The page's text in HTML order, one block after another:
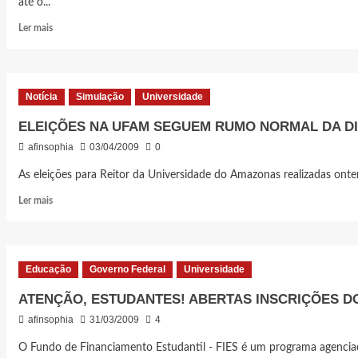
PRÉ-
até o...
Ler maisLeia
DATA
DE
INCRIÇÃO
PRORROGADA
Notícia Simulação Universidade
ELEIÇÕES NA UFAM SEGUEM RUMO NORMAL DA
afinsophia 03/04/2009 0
As eleições para Reitor da Universidade do Amazonas realizadas
Ler maisLeia
UFAM
SEGUEM
RUMO
NORMAL
DIREITA
Educação Governo Federal Universidade
ATENÇÃO, ESTUDANTES! ABERTAS INSCRIÇÕES
afinsophia 31/03/2009 4
O Fundo de Financiamento Estudantil - FIES é um programa